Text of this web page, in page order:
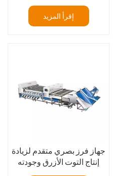
إقرأ المزيد
جهاز فرز بصري متقدم لزيادة
إنتاج التوت الأزرق وجودته